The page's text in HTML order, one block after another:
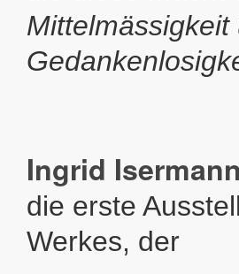
Ingrid
die erste
Werkes, der